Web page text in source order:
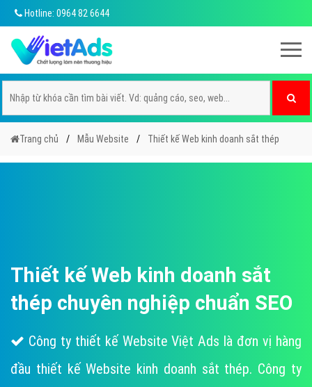
Hotline: 0964 82 6644
Trang chủ Mẫu Website Thiết kế Web kinh doanh sắt thép
Thiết kế Web kinh doanh sắt
thép chuyên nghiệp chuẩn SEO
Công ty thiết kế Website Việt Ads là đơn vị hàng
đầu thiết kế Website kinh doanh sắt thép. Công ty